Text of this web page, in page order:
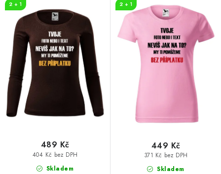
2 + 1
Skladem
404 Kč bez DPH
489 Kč
2 + 1
Skladem
371 Kč bez DPH
449 Kč